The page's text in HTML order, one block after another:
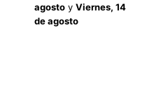
agostoy Viernes, 14
de agosto